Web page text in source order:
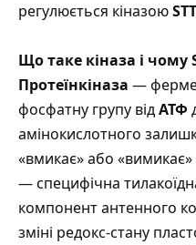
регулюється кіназою
Що таке кіназа і
Протеїнкіназа —
фосфатну групу відАТФ
амінокислотного
«вмикає» або «вимикає»
— специфічна
компонент антенного
зміні редокс-стану